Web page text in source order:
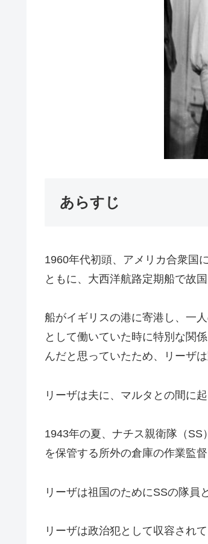
あらすじ
1960年代初頭、アメリカ合衆国
ともに、大西洋航路定期船で故
船がイギリスの港に寄港し、一
として働いていた時に特別な関
んだと思っていたため、リーザは
リーザは夫に、マルタとの間に
1943年の夏、ナチス親衛隊（
を保管する所外の倉庫の作業監
リーザは祖国のためにSSの隊員
リーザは政治犯として収容され